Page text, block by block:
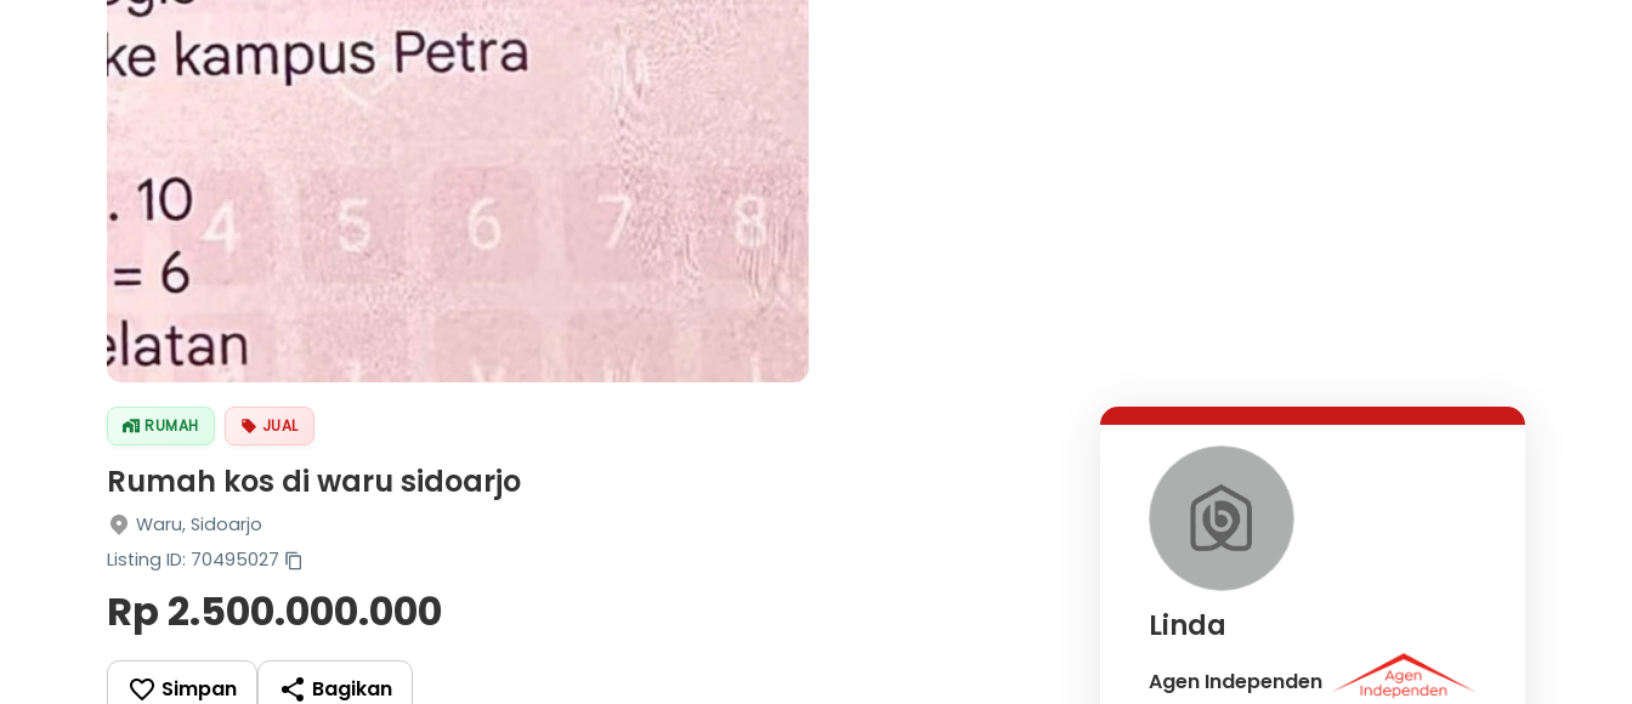
RUMAH JUAL
Rumah kos di waru sidoarjo
Waru, Sidoarjo
Listing ID: 70495027
Rp 2.500.000.000
Simpan Bagikan
Linda
Agen Independen